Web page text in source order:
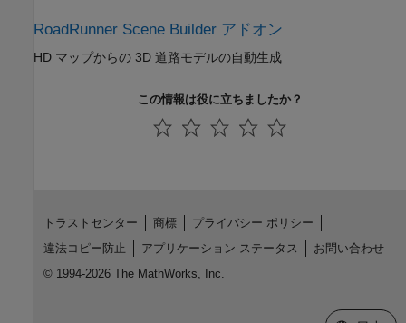
RoadRunner Scene Builder アドオン
HD マップからの 3D 道路モデルの自動生成
この情報は役に立ちましたか？
トラストセンター 商標
プライバシー ポリシー
違法コピー防止
アプリケーション ステータス
お問い合わせ
© 1994-2026 The MathWorks, Inc.